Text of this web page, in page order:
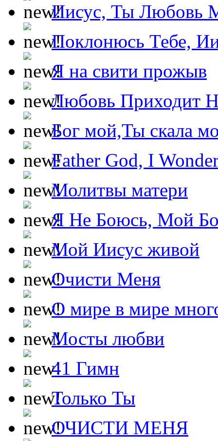
Иисус, Ты Любовь
Поклонюсь Тебе,
Я на свити прожыв
Любовь Приходит
Бог мой,Ты скала
Father God, I
Молитвы матери
Я Не Боюсь, Мой
Мой Иисус живой
Очисти Меня
О мире в мире
Мосты любви
41 Гимн
Только Ты
ОЧИСТИ МЕНЯ